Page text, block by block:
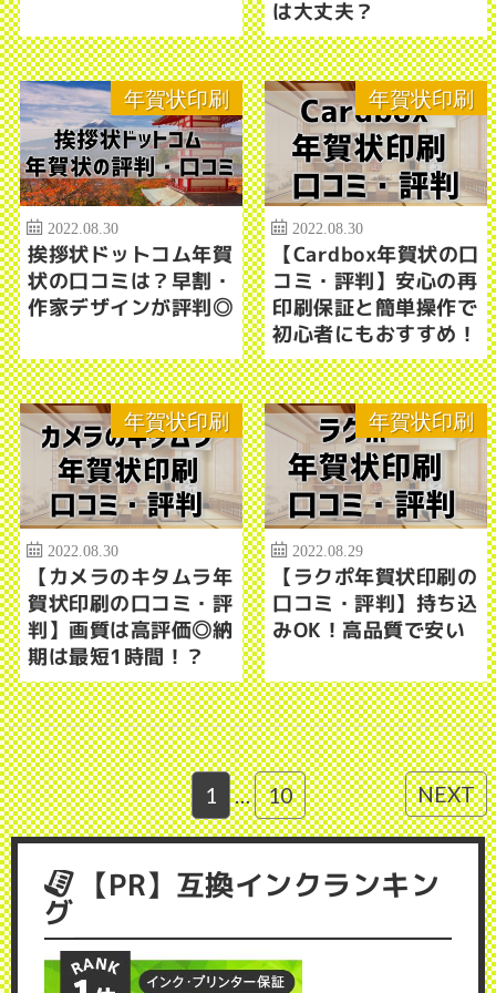
は大丈夫？
年賀状印刷
2022.08.30
挨拶状ドットコム年賀
状の口コミは？早割・
作家デザインが評判◎
年賀状印刷
2022.08.30
【Cardbox年賀状の口
コミ・評判】安心の再
印刷保証と簡単操作で
初心者にもおすすめ！
年賀状印刷
2022.08.30
【カメラのキタムラ年
賀状印刷の口コミ・評
判】画質は高評価◎納
期は最短1時間！？
年賀状印刷
2022.08.29
【ラクポ年賀状印刷の
口コミ・評判】持ち込
みOK！高品質で安い
1 … 10 NEXT
【PR】互換インクランキン
グ